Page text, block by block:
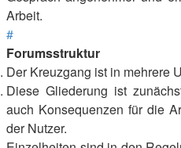
Arbeit.
#
Forumsstruktur
Der Kreuzgang ist in mehrere
Diese Gliederung ist
auch Konsequenzen für die
der Nutzer.